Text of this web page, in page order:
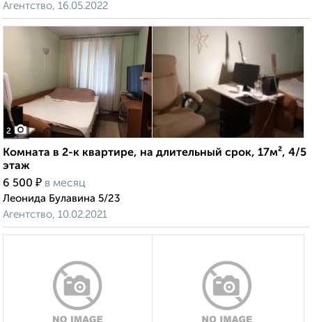
Агентство, 16.05.2022
2
Комната в 2-к квартире, на длительный срок, 17м², 4/5
этаж
6 500 ₽ в месяц
Леонида Булавина 5/23
Агентство, 10.02.2021